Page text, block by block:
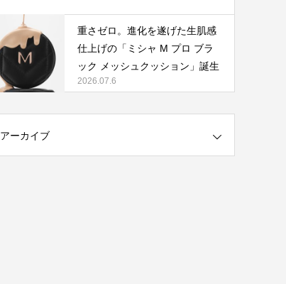
重さゼロ。進化を遂げた生肌感
仕上げの「ミシャ M プロ ブラ
ック メッシュクッション」誕生
2026.07.6
アーカイブ